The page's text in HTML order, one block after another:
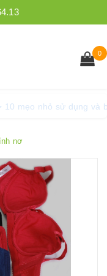
0
➤ 10 mẹo nhỏ sử dụng
nơ